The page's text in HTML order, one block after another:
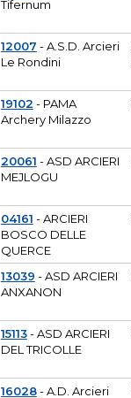
Tifernum
12007 - A.S.D. Arcieri
Le Rondini
19102 - PAMA
Archery Milazzo
20061 - ASD ARCIERI
MEJLOGU
04161 - ARCIERI
BOSCO DELLE
QUERCE
13039 - ASD ARCIERI
ANXANON
15113- ASD ARCIERI
DEL TRICOLLE
16028- A.D. Arcieri